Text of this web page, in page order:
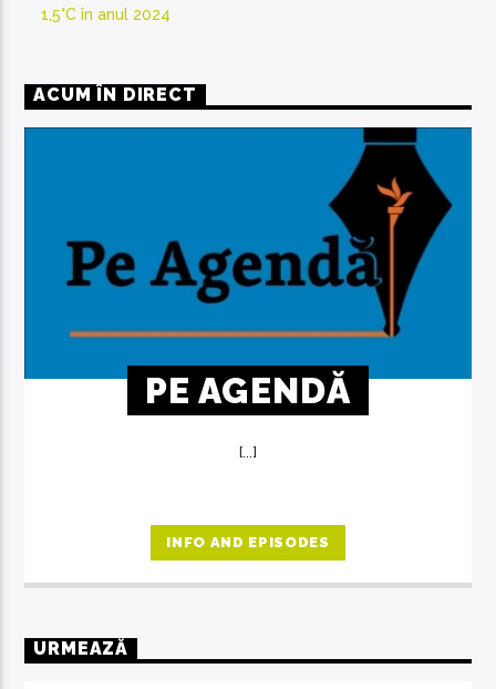
1,5°C în anul 2024
ACUM ÎN DIRECT
PE AGENDĂ
[...]
INFO AND EPISODES
URMEAZĂ